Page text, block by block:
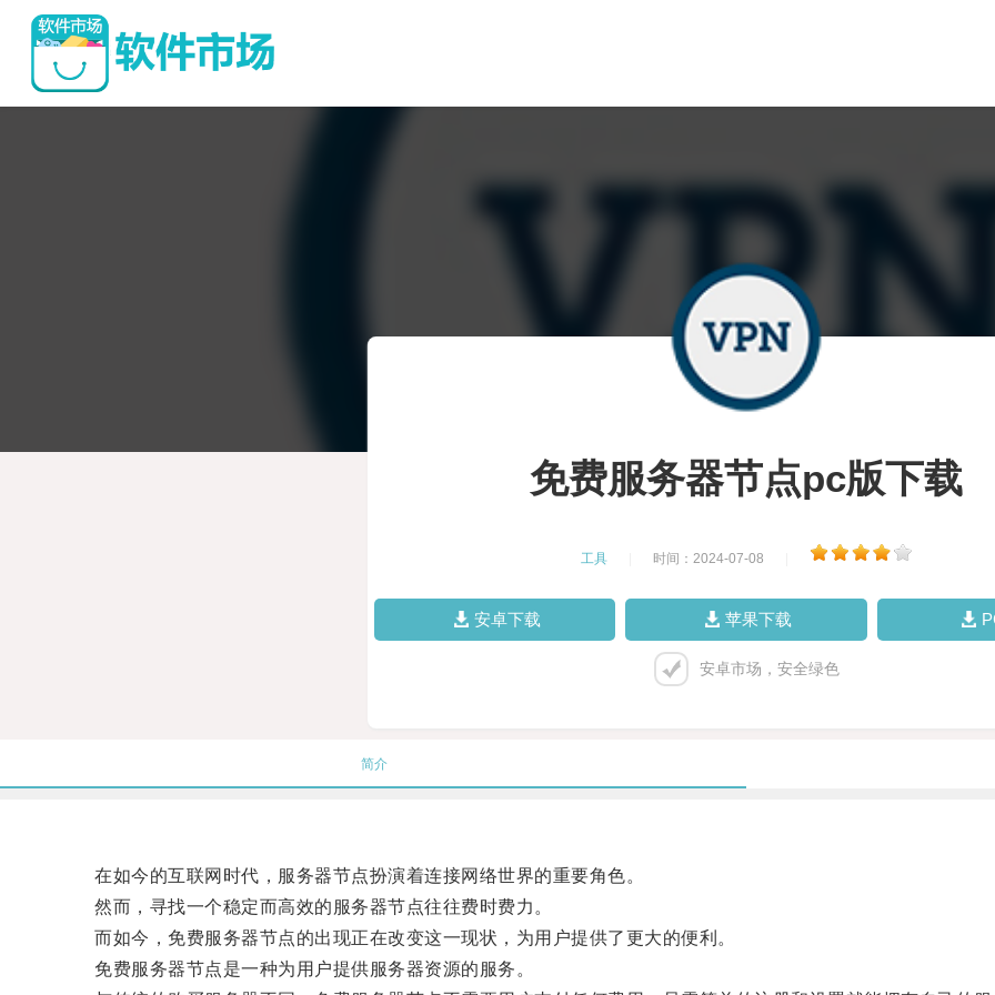
免费服务器节点pc版下载
工具 时间：2024-07-08
安卓下载 苹果下载
安卓市场，安全绿色
简介
在如今的互联网时代，服务器节点扮演着连接网络世界的重要角色。
然而，寻找一个稳定而高效的服务器节点往往费时费力。
而如今，免费服务器节点的出现正在改变这一现状，为用户提供了更大的便利。
免费服务器节点是一种为用户提供服务器资源的服务。